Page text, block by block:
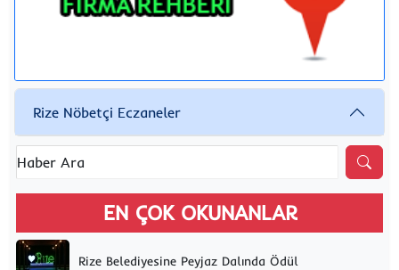
Rize Nöbetçi Eczaneler
EN ÇOK OKUNANLAR
Rize Belediyesine Peyjaz Dalında Ödül